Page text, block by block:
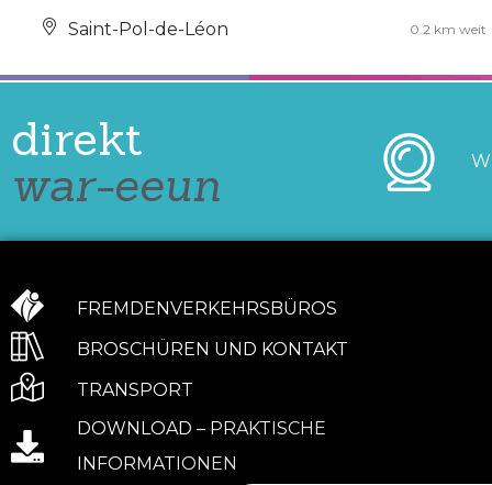
Saint-Pol-de-Léon 0.2 km weit
direkt
war-eeun
FREMDENVERKEHRSBÜROS
BROSCHÜREN UND KONTAKT
TRANSPORT
DOWNLOAD – PRAKTISCHE
INFORMATIONEN